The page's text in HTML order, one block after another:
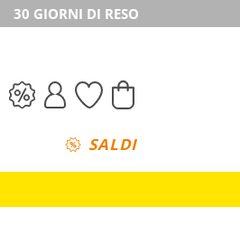
30 GIORNI DI RESO
SALDI